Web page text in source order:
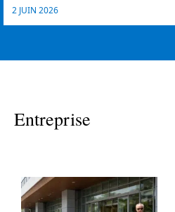
2 JUIN 2026
Entreprise